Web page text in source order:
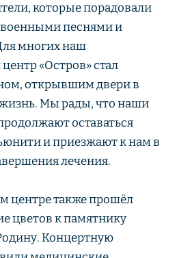
которые порадовали
песнями и
многих наш
«Остров» стал
открывшим двери в
Мы рады, что наши
оставаться
и приезжают к нам в
лечения.
центре также прошёл
цветов к памятнику
Концертную